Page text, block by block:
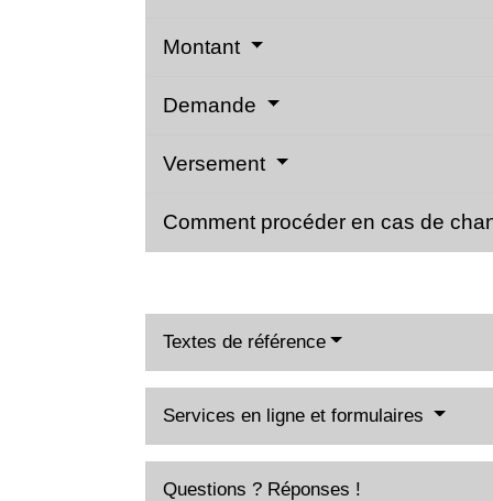
Montant
Demande
Versement
Comment procéder en cas de
Textes de référence
Services en ligne et formulaires
Questions ? Réponses !